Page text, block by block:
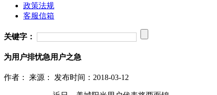
政策法规
客服信箱
关键字：
为用户排忧急用户之急
作者： 来源： 发布时间：2018-03-12